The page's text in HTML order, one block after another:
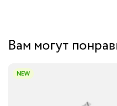
Вам могут
NEW